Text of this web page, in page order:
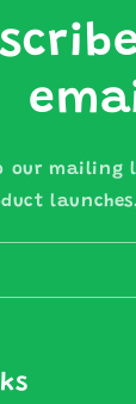
our mailing